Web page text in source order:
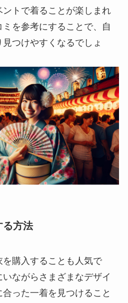
トで着ることが楽しまれ
を参考にすることで、自
つけやすくなるでしょ
る方法
購入することも人気で
ながらさまざまなデザイ
った一着を見つけること